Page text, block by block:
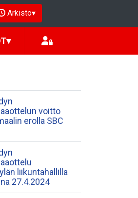
Arkisto▾
▾
voitto
erolla SBC
liikuntahallilla
27.4.2024